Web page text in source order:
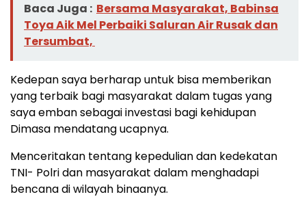
Baca Juga : Bersama Masyarakat, Babinsa
Toya Aik Mel Perbaiki Saluran Air Rusak dan
Tersumbat,
Kedepan saya berharap untuk bisa memberikan
yang terbaik bagi masyarakat dalam tugas yang
saya emban sebagai investasi bagi kehidupan
Dimasa mendatang ucapnya.
Menceritakan tentang kepedulian dan kedekatan
TNI- Polri dan masyarakat dalam menghadapi
bencana di wilayah binaanya.